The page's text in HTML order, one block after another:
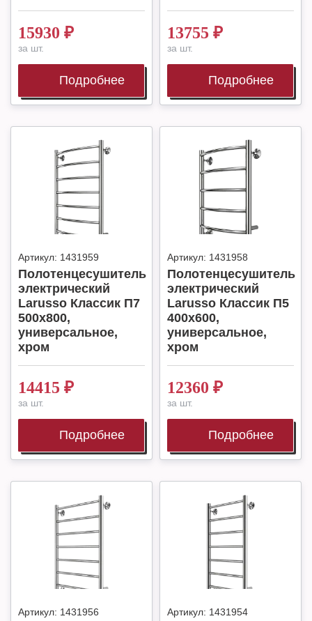
15930 ₽
за шт.
Подробнее
13755 ₽
за шт.
Подробнее
Артикул: 1431959
Полотенцесушитель
электрический
Larusso Классик П7
500х800,
универсальное,
хром
14415 ₽
за шт.
Подробнее
Артикул: 1431958
Полотенцесушитель
электрический
Larusso Классик П5
400х600,
универсальное,
хром
12360 ₽
за шт.
Подробнее
Артикул: 1431956 Артикул: 1431954